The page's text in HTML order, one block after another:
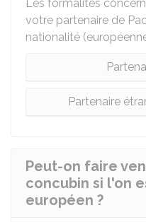
Les formalités
votre partenaire de
nationalité
Partenaire
Peut-on faire
concubin si l'on
européen ?